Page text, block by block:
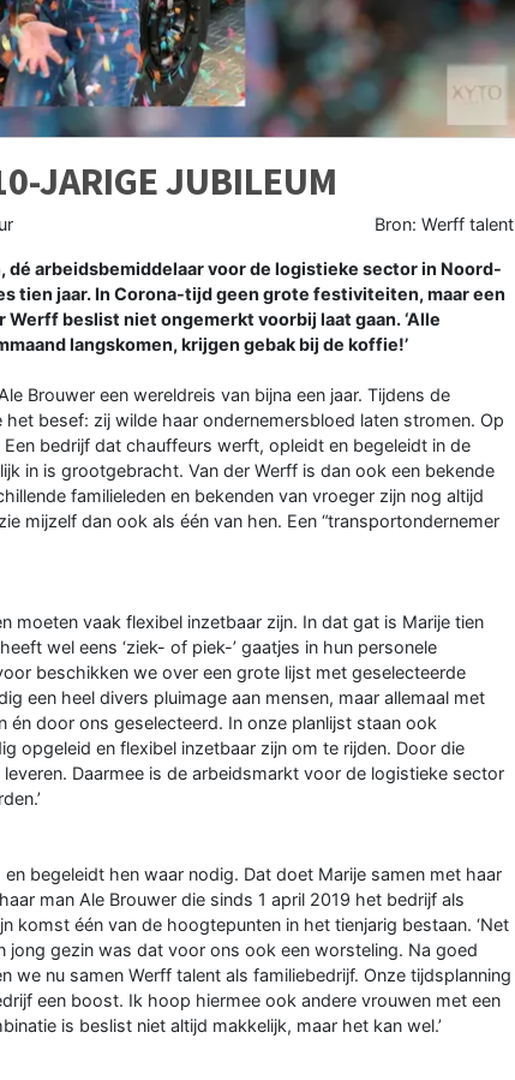
JARIGE JUBILEUM
Bron: Werff talent
dé arbeidsbemiddelaar voor de logistieke sector in Noord-
tien jaar. In Corona-tijd geen grote festiviteiten, maar een
beslist niet ongemerkt voorbij laat gaan. ‘Alle
langskomen, krijgen gebak bij de koffie!’
Brouwer een wereldreis van bijna een jaar. Tijdens de
besef: zij wilde haar ondernemersbloed laten stromen. Op
bedrijf dat chauffeurs werft, opleidt en begeleidt in de
in is grootgebracht. Van der Werff is dan ook een bekende
familieleden en bekenden van vroeger zijn nog altijd
mijzelf dan ook als één van hen. Een “transportondernemer
moeten vaak flexibel inzetbaar zijn. In dat gat is Marije tien
wel eens ‘ziek- of piek-’ gaatjes in hun personele
beschikken we over een grote lijst met geselecteerde
een heel divers pluimage aan mensen, maar allemaal met
door ons geselecteerd. In onze planlijst staan ook
opgeleid en flexibel inzetbaar zijn om te rijden. Door die
Daarmee is de arbeidsmarkt voor de logistieke sector
begeleidt hen waar nodig. Dat doet Marije samen met haar
man Ale Brouwer die sinds 1 april 2019 het bedrijf als
komst één van de hoogtepunten in het tienjarig bestaan. ‘Net
jong gezin was dat voor ons ook een worsteling. Na goed
we nu samen Werff talent als familiebedrijf. Onze tijdsplanning
een boost. Ik hoop hiermee ook andere vrouwen met een
is beslist niet altijd makkelijk, maar het kan wel.’